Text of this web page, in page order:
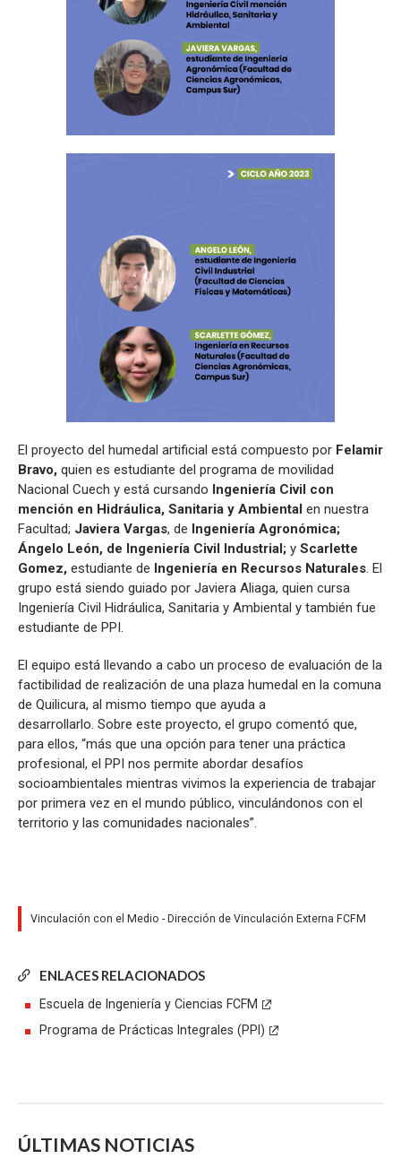
ENLACES RELACIONADOS
Escuela de Ingeniería y Ciencias FCFM
Programa de Prácticas Integrales (PPI)
El proyecto del humedal artificial está compuesto por Felamir
Bravo, quien es estudiante del programa de movilidad
Nacional Cuech y está cursando Ingeniería Civil con
mención en Hidráulica, Sanitaria y Ambiental en nuestra
Facultad; Javiera Vargas, de Ingeniería Agronómica;
Ángelo León, de Ingeniería Civil Industrial; y Scarlette
Gomez, estudiante de Ingeniería en Recursos Naturales. El
grupo está siendo guiado por Javiera Aliaga, quien cursa
Ingeniería Civil Hidráulica, Sanitaria y Ambiental y también fue
estudiante de PPI.
El equipo está llevando a cabo un proceso de evaluación de la
factibilidad de realización de una plaza humedal en la comuna
de Quilicura, al mismo tiempo que ayuda a
desarrollarlo. Sobre este proyecto, el grupo comentó que,
para ellos, “más que una opción para tener una práctica
profesional, el PPI nos permite abordar desafíos
socioambientales mientras vivimos la experiencia de trabajar
por primera vez en el mundo público, vinculándonos con el
territorio y las comunidades nacionales”.
Vinculación con el Medio - Dirección de Vinculación Externa FCFM
ÚLTIMAS NOTICIAS